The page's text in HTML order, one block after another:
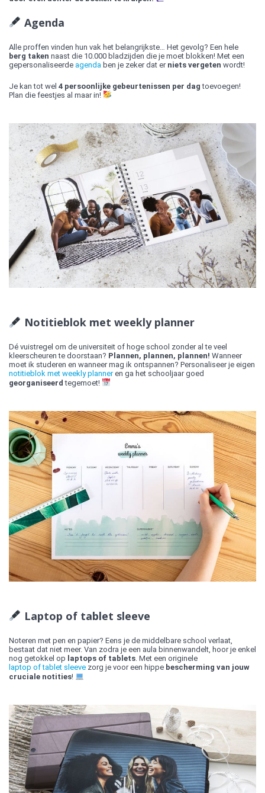
Agenda
Alle proffen vinden hun vak het belangrijkste… Het gevolg? Een hele
berg taken naast die 10.000 bladzijden die je moet blokken! Met een
gepersonaliseerde agenda ben je zeker dat er niets vergeten wordt!
Je kan tot wel 4 persoonlijke gebeurtenissen per dagtoevoegen!
Plan die feestjes al maar in!
Notitieblok met weekly planner
Dé vuistregel om de universiteit of hoge school zonder al te veel
kleerscheuren te doorstaan? Plannen, plannen, plannen! Wanneer
moet ik studeren en wanneer mag ik ontspannen? Personaliseer je eigen
notitieblok met weekly planneren ga het schooljaar goed
georganiseerdtegemoet!
Laptop of tablet sleeve
Noteren met pen en papier? Eens je de middelbare school verlaat,
bestaat dat niet meer. Van zodra je een aula binnenwandelt, hoor je enkel
nog getokkel op laptops of tablets . Met een originele
laptop of tablet sleeve zorg je voor een hippe bescherming van jouw
cruciale notities!